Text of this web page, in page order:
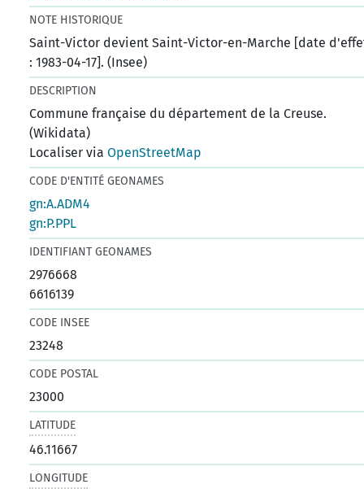
NOTE HISTORIQUE
Saint-Victor devient Saint-Victor-en-Marche [date
: 1983-04-17]. (Insee)
DESCRIPTION
Commune française du département de la Creuse.
(Wikidata)
Localiser viaOpenStreetMap
CODE D'ENTITÉ GEONAMES
gn:A.ADM4
gn:P.PPL
IDENTIFIANT GEONAMES
2976668
6616139
CODE INSEE
23248
CODE POSTAL
23000
LATITUDE
46.11667
LONGITUDE